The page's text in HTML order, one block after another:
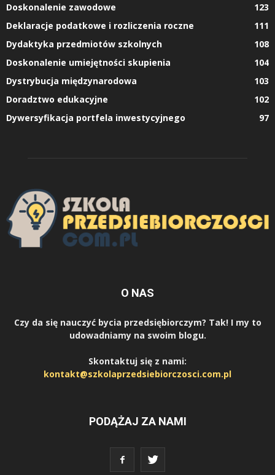
Doskonalenie zawodowe
123
Deklaracje podatkowe i rozliczenia roczne
111
Dydaktyka przedmiotów szkolnych
108
Doskonalenie umiejętności skupienia
104
Dystrybucja międzynarodowa
103
Doradztwo edukacyjne
102
Dywersyfikacja portfela inwestycyjnego
97
O NAS
Czy da się nauczyć bycia przedsiębiorczym? Tak! I my to
udowadniamy na swoim blogu.
Skontaktuj się z nami:
kontakt@szkolaprzedsiebiorczosci.com.pl
PODĄŻAJ ZA NAMI